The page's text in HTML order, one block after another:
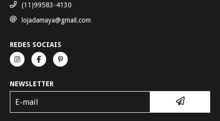
(11)99583-4130
lojadamaya@gmail.com
REDES SOCIAIS
NEWSLETTER